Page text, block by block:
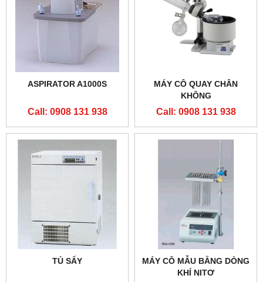
ASPIRATOR A1000S
Call: 0908 131 938
MÁY CÔ QUAY CHÂN
KHÔNG
Call: 0908 131 938
TỦ SẤY
MÁY CÔ MẪU BẰNG DÒNG
KHÍ NITƠ